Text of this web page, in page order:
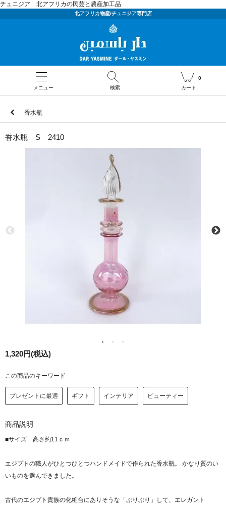
チュニジア 北アフリカの民芸と農産加工品
北アフリカ物産/チュニジア専門店
メニュー 検索 カート
0
香水瓶
香水瓶 S 2410
1,320円(税込)
この商品のキーワード
プレゼントに最適 ギフト インテリア ビューティー
商品説明
■サイズ 高さ約11ｃｍ
エジプトの職人がひとつひとつハンドメイドで作られた香水瓶。 かなり質のい
いものを選んできました。
古代のエジプト貴族の化粧台にありそうな「ぷりぷり」して、エレガント